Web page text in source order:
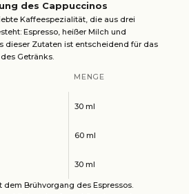
des Cappuccinos
Kaffeespezialität, die aus drei
Espresso, heißer Milch und
dieser Zutaten ist entscheidend für das
Getränks.
MENGE
30 ml
60 ml
30 ml
Brühvorgang des Espressos.